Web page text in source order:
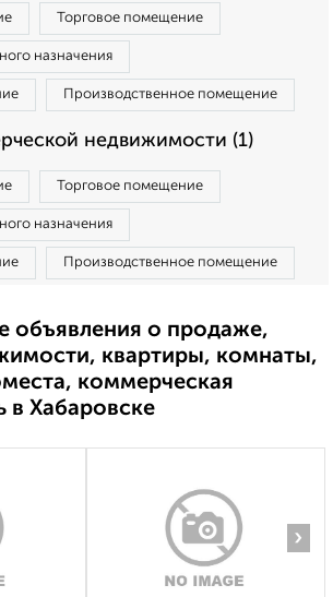
Торговое помещение
назначения
Производственное помещение
недвижимости (1)
Торговое помещение
назначения
Производственное помещение
объявления о продаже,
квартиры, комнаты,
коммерческая
в Хабаровске
›